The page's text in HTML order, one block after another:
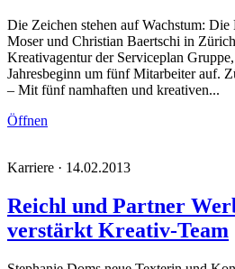
Die Zeichen stehen auf Wachstum: Die
Moser und Christian Baertschi in
Kreativagentur der Serviceplan
Jahresbeginn um fünf Mitarbeiter auf.
– Mit fünf namhaften und kreativen...
Öffnen
Karriere · 14.02.2013
Reichl und Partner
verstärkt Kreativ-Team